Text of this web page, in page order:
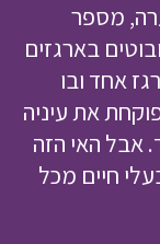
מספר
בארגזים
אחד ובו
את עיניה
אבל האי הזה
חיים מכל